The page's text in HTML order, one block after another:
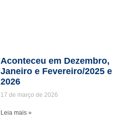
Aconteceu em Dezembro,
Janeiro e Fevereiro/2025 e
2026
17 de março de 2026
Leia mais »